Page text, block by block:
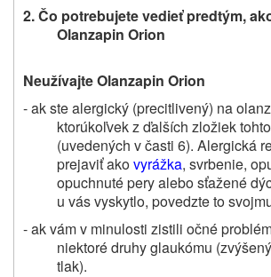
2. Čo potrebujete vedieť predtým,
Olanzapin Orion
Neužívajte Olanzapin Orion
- ak ste alergický (precitlivený) na
ktorúkoľvek z ďalších zložiek
(uvedených v časti 6). Alergická
prejaviť akovyrážka, svrbenie,
opuchnuté pery alebo sťažené
u vás vyskytlo, povedzte to
- ak vám v minulosti zistili očné
niektoré druhy glaukómu
tlak).